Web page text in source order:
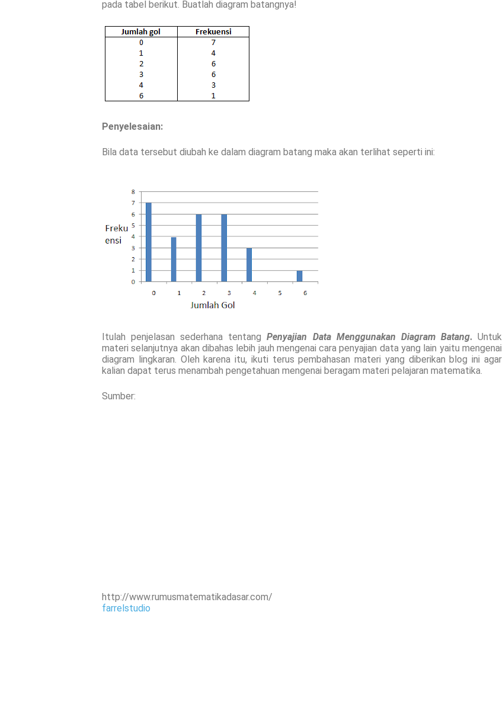
pada tabel berikut. Buatlah diagram batangnya!
Penyelesaian:
Bila data tersebut diubah ke dalam diagram batang maka akan terlihat seperti ini:
Itulah penjelasan sederhana tentangPenyajian Data Menggunakan Diagram Batang.Untuk
materi selanjutnya akan dibahas lebih jauh mengenai cara penyajian data yang lain yaitu mengenai
diagram lingkaran. Oleh karena itu, ikuti terus pembahasan materi yang diberikan blog ini agar
kalian dapat terus menambah pengetahuan mengenai beragam materi pelajaran matematika.
Sumber:
http://www.rumusmatematikadasar.com/
farrelstudio